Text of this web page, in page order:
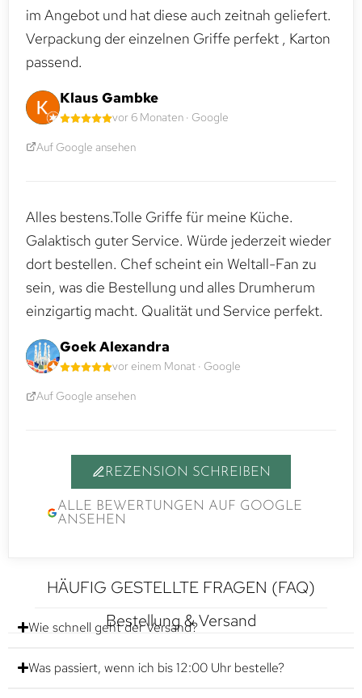
im Angebot und hat diese auch zeitnah geliefert.
Verpackung der einzelnen Griffe perfekt , Karton
passend.
Klaus Gambke
vor 6 Monaten · Google
Auf Google ansehen
Alles bestens.Tolle Griffe für meine Küche.
Galaktisch guter Service. Würde jederzeit wieder
dort bestellen. Chef scheint ein Weltall-Fan zu
sein, was die Bestellung und alles Drumherum
einzigartig macht. Qualität und Service perfekt.
Goek Alexandra
vor einem Monat · Google
Auf Google ansehen
REZENSION SCHREIBEN
ALLE BEWERTUNGEN AUF GOOGLE
ANSEHEN
HÄUFIG GESTELLTE FRAGEN (FAQ)
Bestellung & Versand
Wie schnell geht der Versand?
Was passiert, wenn ich bis 12:00 Uhr bestelle?